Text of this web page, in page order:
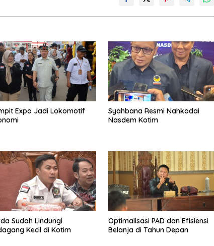
Expo Jadi Lokomotif
Syahbana Resmi Nahkodai
Nasdem Kotim
Sudah Lindungi
Kecil di Kotim
Optimalisasi PAD dan Efisiensi
Belanja di Tahun Depan